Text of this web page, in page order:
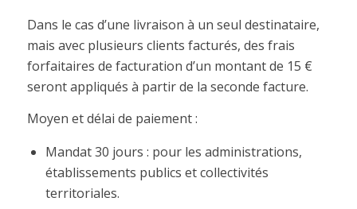
Dans le cas d’une livraison à un seul destinataire,
mais avec plusieurs clients facturés, des frais
forfaitaires de facturation d’un montant de 15 €
seront appliqués à partir de la seconde facture.
Moyen et délai de paiement :
Mandat 30 jours : pour les administrations,
établissements publics et collectivités
territoriales.